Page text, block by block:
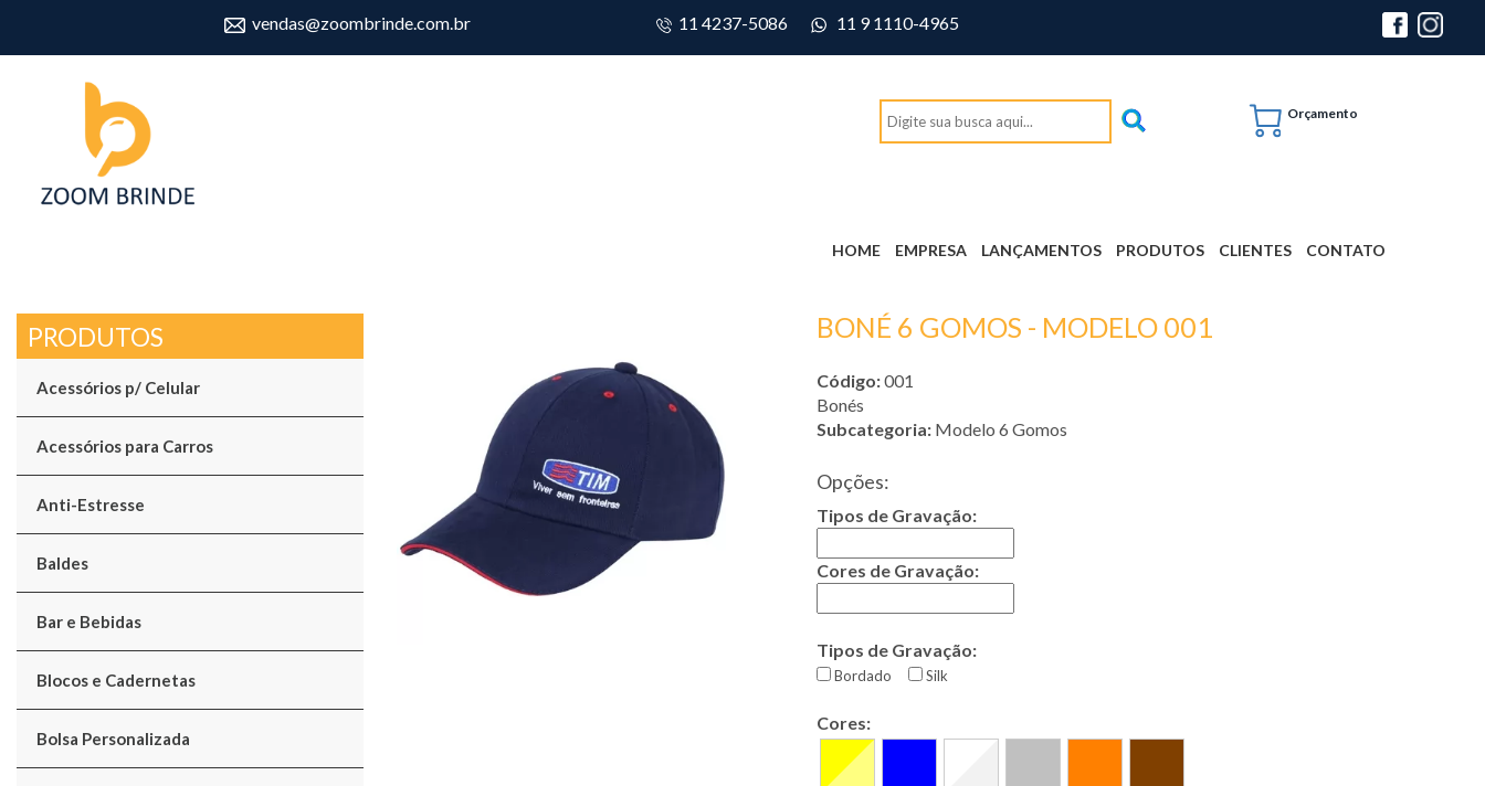
vendas@zoombrinde.com.br 11 4237-5086 11 9 1110-4965
Orçamento
HOME EMPRESA LANÇAMENTOS PRODUTOS CLIENTES CONTATO
Acessórios p/ Celular
Acessórios para Carros
Anti-Estresse
Baldes
Bar e Bebidas
Blocos e Cadernetas
Bolsa Personalizada
BONÉ 6 GOMOS - MODELO 001
Código:001
Bonés
Subcategoria: Modelo 6 Gomos
Opções:
Tipos de Gravação:
Cores de Gravação:
Tipos de Gravação:
Bordado Silk
Cores: